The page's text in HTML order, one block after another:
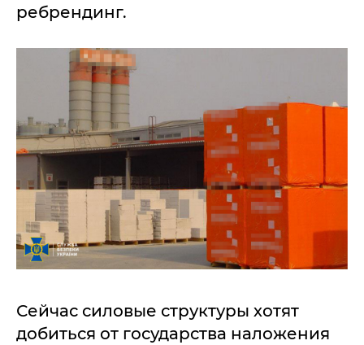
ребрендинг.
Сейчас силовые структуры хотят
добиться от государства наложения